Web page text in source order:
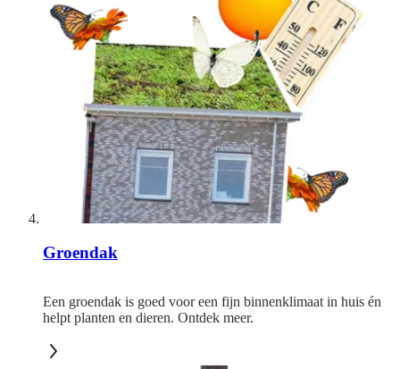
Groendak
Een groendak is goed voor een fijn binnenklimaat in huis én
helpt planten en dieren. Ontdek meer.